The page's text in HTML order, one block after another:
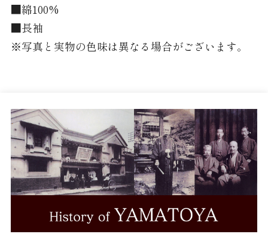
Getzner Textil AG
Stormtex
Brembana
MONTI
ALUMO
TESTA
THOMAS MASON
■綿100%
■長袖
※写真と実物の色味は異なる場合がございます。